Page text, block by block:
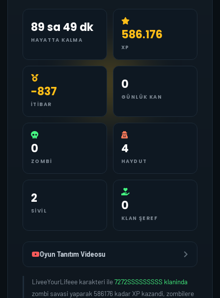
89 sa 49 dk
HAYATTA KALMA 586.176
XP
-837
İTIBAR
0
GÜNLÜK KAN
0
ZOMBI
4
HAYDUT
2
SIVIL 0
KLAN ŞEREF
Oyun Tanıtım Videosu
LiveeYourLifeee karakteri ile7272SSSSSSSSS klaninda
zombi savasi yaparak 586176 kadar XP kazandi, zombilere